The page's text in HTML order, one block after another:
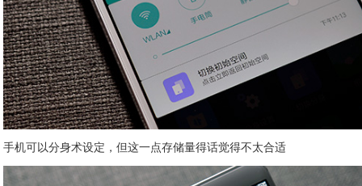
手机可以分身术设定，但这一点存储量得话觉得不太合适